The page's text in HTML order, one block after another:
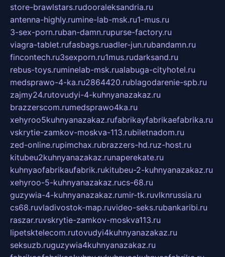
store-brawlstars.rudooraleksandria.ru
antenna-highly.rumine-lab-msk.ru1-mus.ru
3-sex-porn.ruban-damn.rupurse-factory.ru
viagra-tablet.rufasbags.ruadler-jun.rubandamn.ru
fincontech.ru3sexporn.ru1mus.rudarksand.ru
rebus-toys.ruminelab-msk.rualabuga-cityhotel.ru
medsprawo-4-ka.ru2864420.rublagodarenie-spb.ru
zajmy24.rutovudyi-4-kuhnyanazakaz.ru
brazzerscom.rumedsprawo4ka.ru
xehyroo5kuhnyanazakaz.rufabrikayfabrikaefabrika.ru
vskrytie-zamkov-moskva-113.rubiletnadom.ru
zed-online.rupimchax.rubrazzers-hd.ruz-host.ru
kitubeu2kuhnyanazakaz.runaperekate.ru
kuhnyaofabrikaufabrik.rukitubeu-2-kuhnyanazakaz.ru
xehyroo-5-kuhnyanazakaz.rucs-68.ru
guzywia-4-kuhnyanazakaz.rumir-tk.ruvlknrussia.ru
cs68.ruvladivostok-map.ruvideo-seks.rubankaribi.ru
raszar.ruvskrytie-zamkov-moskva113.ru
lipetsktelecom.rutovudyi4kuhnyanazakaz.ru
seksuzb.ruguzywia4kuhnyanazakaz.ru